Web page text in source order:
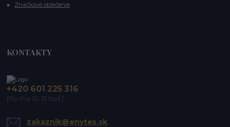
Značkové oblečenie
KONTAKTY
+420 601 225 316
(Po-Pia 10-13 hod.)
zakaznik@enytex.sk